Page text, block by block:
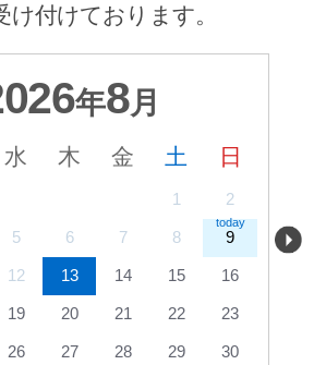
け付けております。
年8月
水 木 金 土 日
1 2
5 6 7 8 9
12 13 14 15 16
19 20 21 22 23
26 27 28 29 30